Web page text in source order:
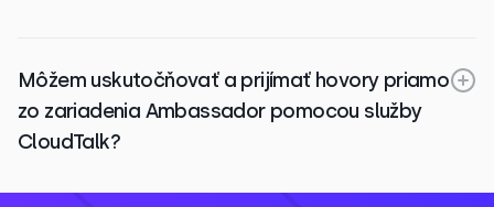
Môžem uskutočňovať a prijímať hovory priamo
zo zariadenia Ambassador pomocou služby
CloudTalk?